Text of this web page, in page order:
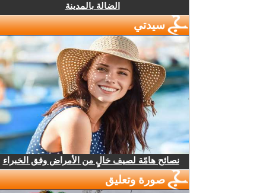
الضالة بالمدينة
سيدتي
نصائح هامّة لصيف خالٍ من الأمراض وفق الخبراء
صورة وتعليق